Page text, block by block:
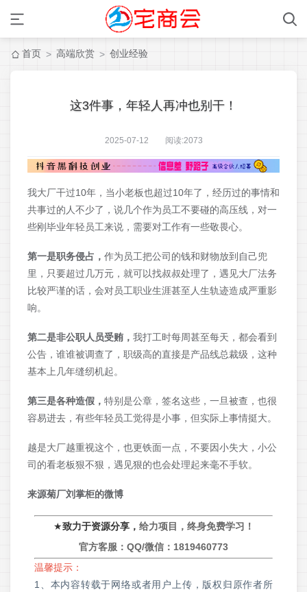
首页 > 高端欣赏 > 创业经验
这3件事，年轻人再冲也别干！
2025-07-12 阅读:2073
我大厂干过10年，当小老板也超过10年了，经历过的事情和
共事过的人不少了，说几个作为员工不要碰的高压线，对一
些刚毕业年轻员工来说，需要对工作有一些敬畏心。
第一是职务侵占， 作为员工把公司的钱和财物放到自己兜
里，只要超过几万元，就可以找叔叔处理了，遇见大厂法务
比较严谨的话，会对员工职业生涯甚至人生轨迹造成严重影
响。
第二是非公职人员受贿， 我打工时每周甚至每天，都会看到
公告，谁谁被调查了，职级高的直接是产品线总裁级，这种
基本上几年缝纫机起。
第三是各种造假， 特别是公章，签名这些，一旦被查，也很
容易进去，有些年轻员工觉得是小事，但实际上事情挺大。
越是大厂越重视这个，也更铁面一点，不要因小失大，小公
司的看老板狠不狠，遇见狠的也会处理起来毫不手软。
来源菊厂刘掌柜的微博
★致力于资源分享， 给力项目，终身免费学习！
官方客服：QQ/微信： 1819460773
温馨提示：
1、本内容转载于网络或者用户上传，版权归原作者所